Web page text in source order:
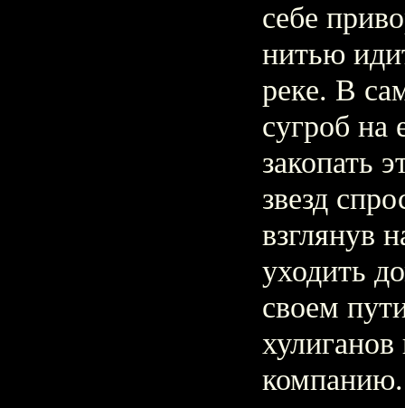
себе
нитью
реке. В
сугроб на
закопать
звезд
взглянув
уходить
своем
компанию.